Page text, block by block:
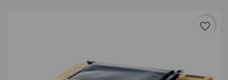
favorite_border